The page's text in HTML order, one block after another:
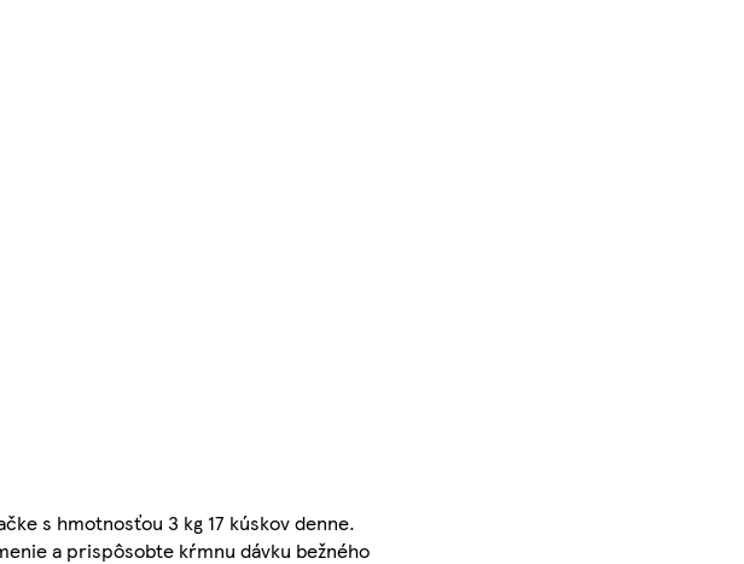
s hmotnosťou 3 kg 17 kúskov denne.
a prispôsobte kŕmnu dávku bežného